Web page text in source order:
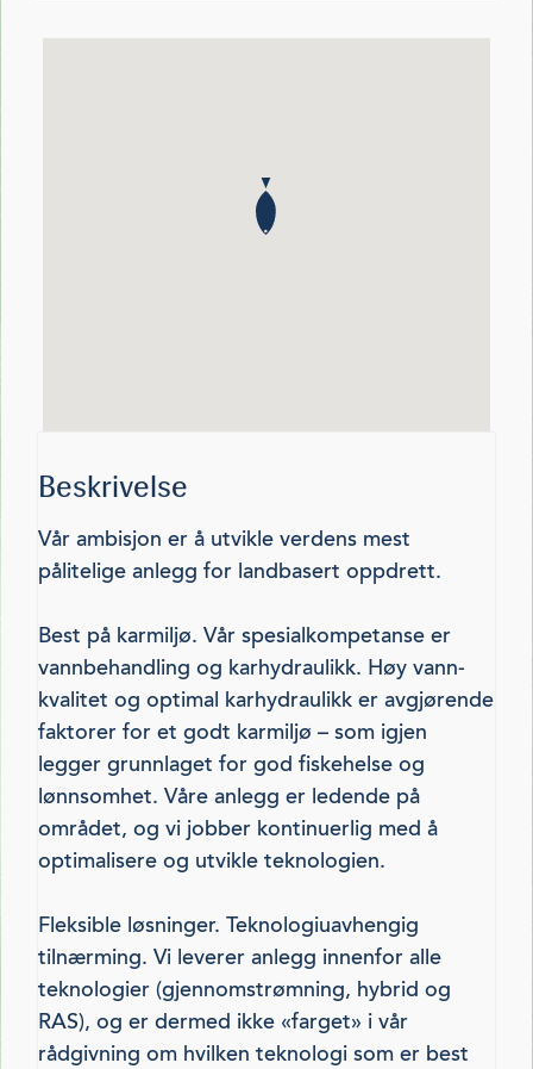
Beskrivelse
Vår ambisjon er å utvikle verdens mest
pålitelige anlegg for landbasert oppdrett.
Best på karmiljø. Vår spesialkompetanse er
vannbehandling og karhydraulikk. Høy vann­
kvalitet og optimal karhydraulikk er avgjørende
faktorer for et godt kar­miljø – som igjen
legger grunnlaget for god fiskehelse og
lønnsomhet. Våre anlegg er ­ledende på
området, og vi jobber kontinuerlig med å
optimalisere og utvikle teknologien.
Fleksible løsninger. Teknologiuavhengig
tilnærming. Vi leverer anlegg innenfor alle
teknologier (gjennomstrømning, hybrid og
RAS), og er dermed ikke «farget» i vår
rådgivning om hvilken teknologi som er best